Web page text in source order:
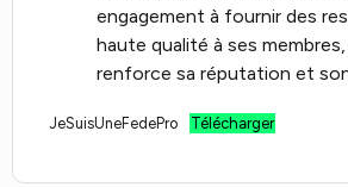
engagement à fournir des
haute qualité à ses
renforce sa réputation et
JeSuisUneFedePro Télécharger